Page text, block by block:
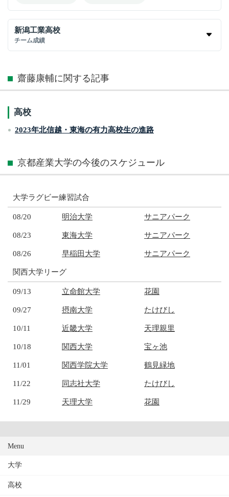
新潟工業高校
チーム成績
齋藤康輔に関する記事
高校
2023年北信越・東海の有力高校生の進路
京都産業大学の今後のスケジュール
大学ラグビー練習試合
08/20 明治大学 サニアパーク
08/23 東海大学 サニアパーク
08/26 早稲田大学 サニアパーク
関西大学リーグ
09/13 立命館大学 花園
09/27 摂南大学 たけびし
10/11 近畿大学 天理親里
10/18 関西大学 宝ヶ池
11/01 関西学院大学 鶴見緑地
11/22 同志社大学 たけびし
11/29 天理大学 花園
Menu
大学
高校